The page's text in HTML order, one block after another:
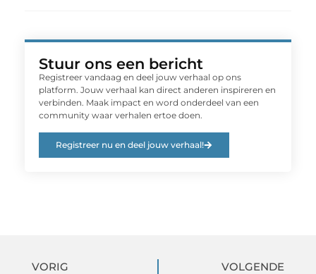
Stuur ons een bericht
Registreer vandaag en deel jouw verhaal op ons
platform. Jouw verhaal kan direct anderen inspireren en
verbinden. Maak impact en word onderdeel van een
community waar verhalen ertoe doen.
Registreer nu en deel jouw verhaal!
VORIG VOLGENDE